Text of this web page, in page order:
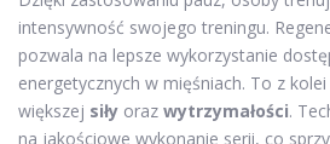
intensywność swojego treningu.
pozwala na lepsze wykorzystanie
energetycznych w mięśniach. To z
większej siły oraz wytrzymałości.
na jakościowe wykonanie serii, co